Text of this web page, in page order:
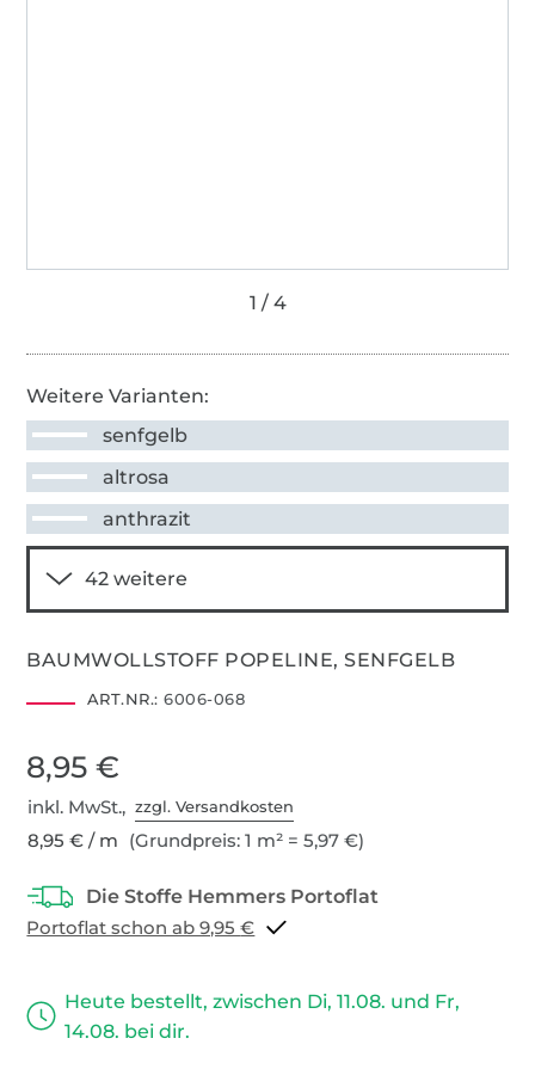
Weitere Varianten:
senfgelb
altrosa
anthrazit
BAUMWOLLSTOFF POPELINE, SENFGELB
ART.NR.: 6006-068
8,95 €
inkl. MwSt.,zzgl. Versandkosten
8,95 € / m (Grundpreis: 1 m² = 5,97 €)
Portoflat schon ab 9,95 €
Heute bestellt, zwischen Di, 11.08. und Fr,
14.08. bei dir.